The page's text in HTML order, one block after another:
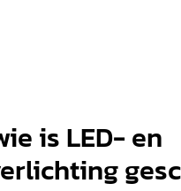
is LED- en